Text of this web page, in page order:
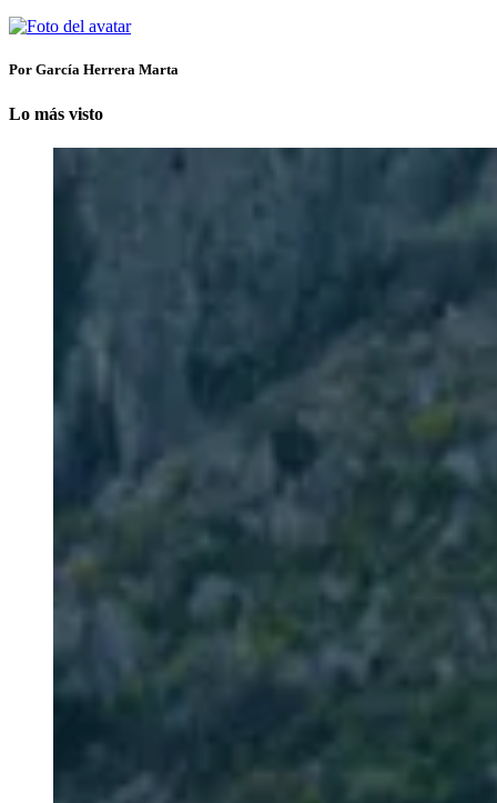
Por García Herrera Marta
Lo más visto